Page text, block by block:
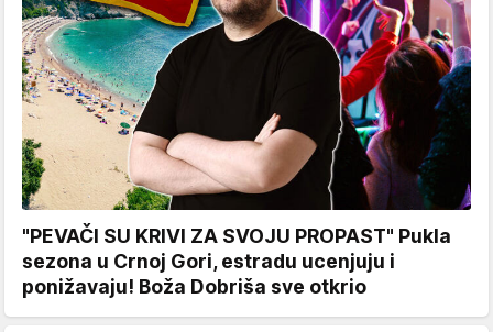
"PEVAČI SU KRIVI ZA SVOJU PROPAST" Pukla
sezona u Crnoj Gori, estradu ucenjuju i
ponižavaju! Boža Dobriša sve otkrio